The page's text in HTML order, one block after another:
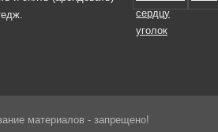
материалов - запрещено!